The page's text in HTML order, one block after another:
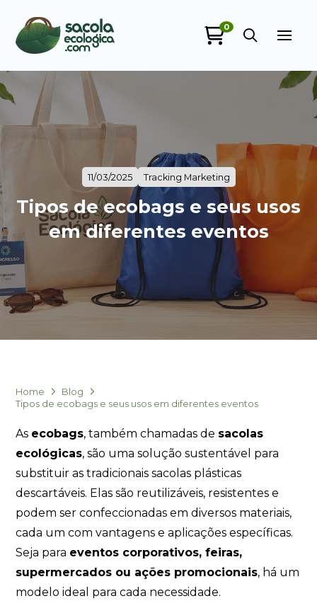
0
11/03/2025 Tracking Marketing
Tipos de ecobags e seus usos
em diferentes eventos
Home
Blog
Tipos de ecobags e seus usos em diferentes eventos
As ecobags, também chamadas de sacolas
ecológicas, são uma solução sustentável para
substituir as tradicionais sacolas plásticas
descartáveis. Elas são reutilizáveis, resistentes e
podem ser confeccionadas em diversos materiais,
cada um com vantagens e aplicações específicas.
Seja para eventos corporativos, feiras,
supermercados ou ações promocionais, há um
modelo ideal para cada necessidade.
Sacola Ecológica
+55
Eu concordo em receber comunicações.
qualquer momento.